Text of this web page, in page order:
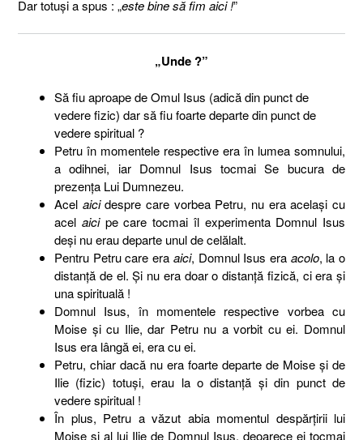
Dar totuși a spus : „este bine să fim aici !”
„Unde ?”
Să fiu aproape de Omul Isus (adică din punct de
vedere fizic) dar să fiu foarte departe din punct de
vedere spiritual ?
Petru în momentele respective era în lumea somnului,
a odihnei, iar Domnul Isus tocmai Se bucura de
prezența Lui Dumnezeu.
Acel aicidespre care vorbea Petru, nu era același cu
acel aicipe care tocmai îl experimenta Domnul Isus
deși nu erau departe unul de celălalt.
Pentru Petru care era aici, Domnul Isus era acolo, la o
distanță de el. Și nu era doar o distanță fizică, ci era și
una spirituală !
Domnul Isus, în momentele respective vorbea cu
Moise și cu Ilie, dar Petru nu a vorbit cu ei. Domnul
Isus era lângă ei, era cu ei.
Petru, chiar dacă nu era foarte departe de Moise și de
Ilie (fizic) totuși, erau la o distanță și din punct de
vedere spiritual !
În plus, Petru a văzut abia momentul despărțirii lui
Moise și al lui Ilie de Domnul Isus, deoarece ei tocmai